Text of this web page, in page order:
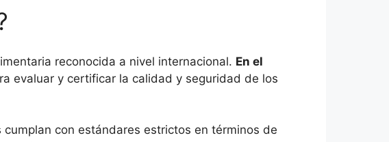
reconocida a nivel internacional. En el
evaluar y certificar la calidad y seguridad de los
con estándares estrictos en términos de